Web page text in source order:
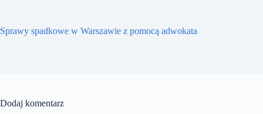
Sprawy spadkowe w Warszawie z pomocą adwokata
Dodaj komentarz